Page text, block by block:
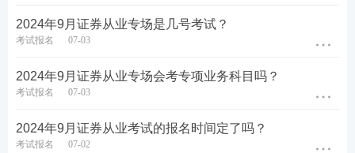
2024年9月证券从业专场是几号考试？
考试报名 07-03
2024年9月证券从业专场会考专项业务科目吗？
考试报名 07-03
2024年9月证券从业考试的报名时间定了吗？
考试报名 07-02